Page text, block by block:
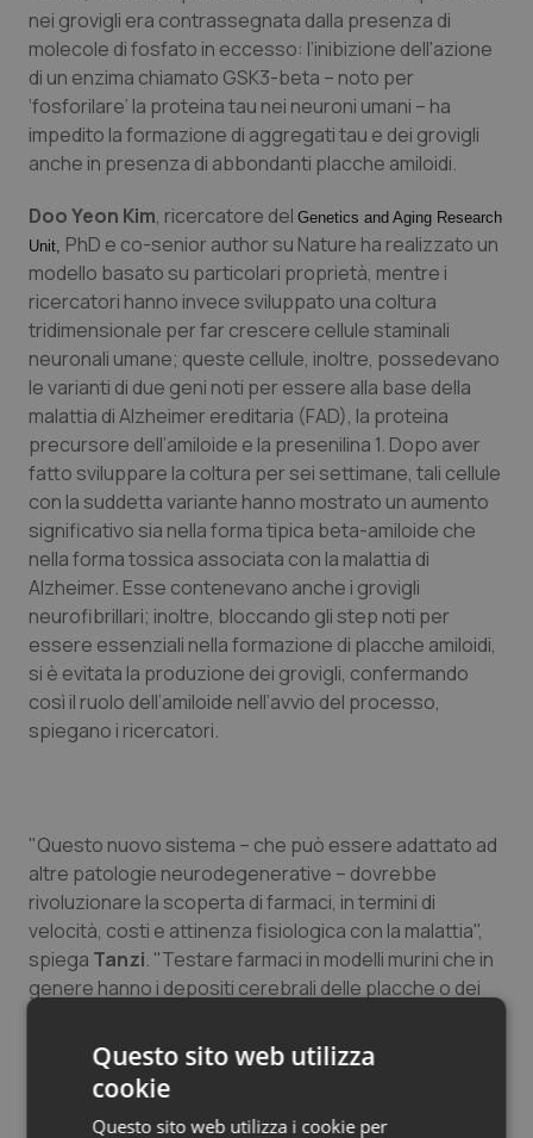
Umbria
Valle D’Aosta
Veneto
Oftalmologia
Oncodermatologia
Oncoematologia
Psoriasi & pelle
Quotidiano Cardiologia
Quotidiano Chirurgia
Quotidiano Oncologia
Quotidiano Pediatria
Rene & patologie urogenitali
Salute orale & impianti
Sangue & coagulazione
Tumore ovarico
Tumori del Polmone & Testa Collo
Tumori gastrointestinali
Ulcera & Reflusso
Vaccini
nei grovigli era contrassegnata dalla presenza di
molecole di fosfato in eccesso: l’inibizione dell'azione
di un enzima chiamato GSK3-beta – noto per
‘fosforilare’ la proteina tau nei neuroni umani – ha
impedito la formazione di aggregati tau e dei grovigli
anche in presenza di abbondanti placche amiloidi.
Doo Yeon Kim, ricercatore del Genetics and Aging Research
Unit, PhD e co-senior author su Nature ha realizzato un
modello basato su particolari proprietà, mentre i
ricercatori hanno invece sviluppato una coltura
tridimensionale per far crescere cellule staminali
neuronali umane; queste cellule, inoltre, possedevano
le varianti di due geni noti per essere alla base della
malattia di Alzheimer ereditaria (FAD), la proteina
precursore dell’amiloide e la presenilina 1. Dopo aver
fatto sviluppare la coltura per sei settimane, tali cellule
con la suddetta variante hanno mostrato un aumento
significativo sia nella forma tipica beta-amiloide che
nella forma tossica associata con la malattia di
Alzheimer. Esse contenevano anche i grovigli
neurofibrillari; inoltre, bloccando gli step noti per
essere essenziali nella formazione di placche amiloidi,
si è evitata la produzione dei grovigli, confermando
così il ruolo dell’amiloide nell’avvio del processo,
spiegano i ricercatori.
"Questo nuovo sistema – che può essere adattato ad
altre patologie neurodegenerative – dovrebbe
rivoluzionare la scoperta di farmaci, in termini di
velocità, costi e attinenza fisiologica con la malattia",
spiega Tanzi. "Testare farmaci in modelli murini che in
genere hanno i depositi cerebrali delle placche o dei
molto costoso. Con il nostro modello tridimensionale,
che ‘riassume’ sia placche e grovigli, ora possiamo
valutare centinaia di migliaia di farmaci in pochi mesi”.
Questo sito web utilizza
cookie
Questo sito web utilizza i cookie per